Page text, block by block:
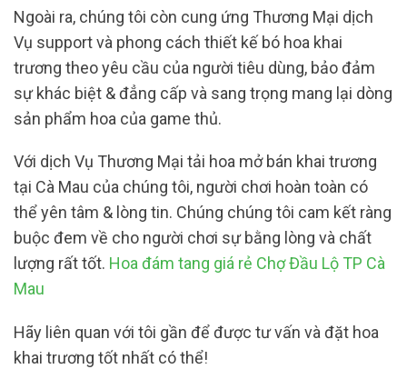
Ngoài ra, chúng tôi còn cung ứng Thương Mại dịch
Vụ support và phong cách thiết kế bó hoa khai
trương theo yêu cầu của người tiêu dùng, bảo đảm
sự khác biệt & đẳng cấp và sang trọng mang lại dòng
sản phẩm hoa của game thủ.
Với dịch Vụ Thương Mại tải hoa mở bán khai trương
tại Cà Mau của chúng tôi, người chơi hoàn toàn có
thể yên tâm & lòng tin. Chúng chúng tôi cam kết ràng
buộc đem về cho người chơi sự bằng lòng và chất
lượng rất tốt. Hoa đám tang giá rẻ Chợ Đầu Lộ TP Cà
Mau
Hãy liên quan với tôi gần để được tư vấn và đặt hoa
khai trương tốt nhất có thể!